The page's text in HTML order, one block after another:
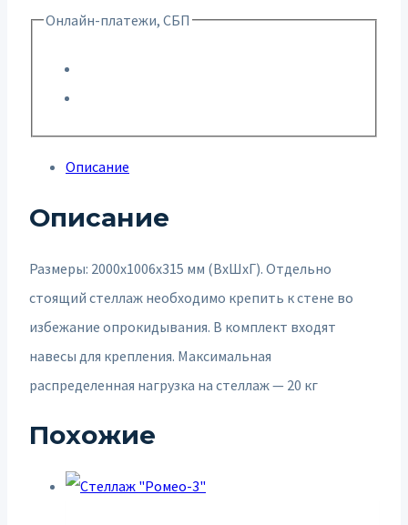
Онлайн-платежи, СБП
Описание
Описание
Размеры: 2000х1006х315 мм (ВхШхГ). Отдельно
стоящий стеллаж необходимо крепить к стене во
избежание опрокидывания. В комплект входят
навесы для крепления. Максимальная
распределенная нагрузка на стеллаж — 20 кг
Похожие